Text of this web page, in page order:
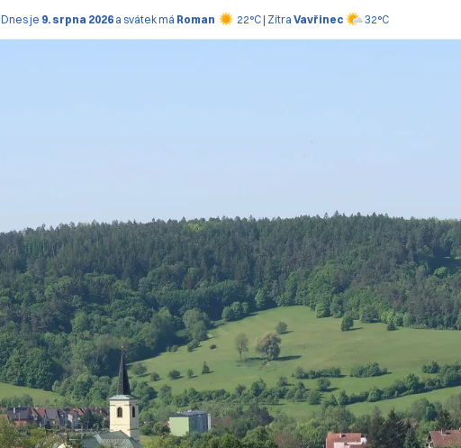
Dnes je 9. srpna 2026a svátek má Roman 22°C | Zítra Vavřinec 32°C